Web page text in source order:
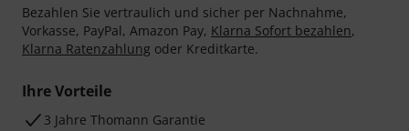
Bezahlen Sie vertraulich und sicher per Nachnahme,
Vorkasse, PayPal, Amazon Pay, Klarna Sofort bezahlen,
Klarna Ratenzahlung oder Kreditkarte.
Ihre Vorteile
3 Jahre Thomann Garantie